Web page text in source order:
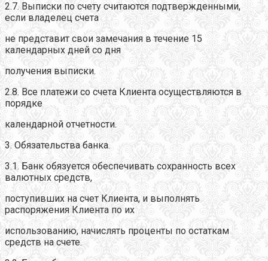
2.7. Выписки по счету считаются подтвержденными,
если владелец счета
не представит свои замечания в течение 15
календарных дней со дня
получения выписки.
2.8. Все платежи со счета Клиента осуществляются в
порядке
календарной отчетности.
3. Обязательства банка.
3.1. Банк обязуется обеспечивать сохранность всех
валютных средств,
поступивших на счет Клиента, и выполнять
распоряжения Клиента по их
использованию, начислять проценты по остаткам
средств на счете.